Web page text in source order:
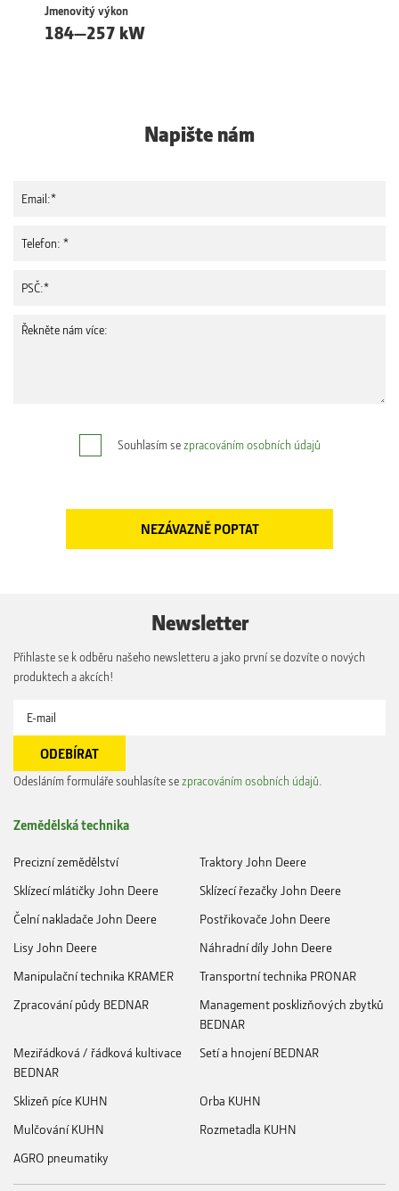
Jmenovitý výkon
184—257 kW
Napište nám
Souhlasím sezpracováním osobních údajů
Newsletter
Přihlaste se k odběru našeho newsletteru a jako první se dozvíte o nových
produktech a akcích!
Odesláním formuláře souhlasíte sezpracováním osobních údajů
Zemědělská technika
Precizní zemědělství
Traktory John Deere
Sklízecí mlátičky John Deere
Sklízecí řezačky John Deere
Čelní nakladače John Deere
Postřikovače John Deere
Lisy John Deere
Náhradní díly John Deere
Manipulační technika KRAMER
Transportní technika PRONAR
Zpracování půdy BEDNAR
Management posklizňových zbytků
BEDNAR
Meziřádková / řádková kultivace
BEDNAR
Setí a hnojení BEDNAR
Sklizeň píce KUHN
Orba KUHN
Mulčování KUHN
Rozmetadla KUHN
AGRO pneumatiky